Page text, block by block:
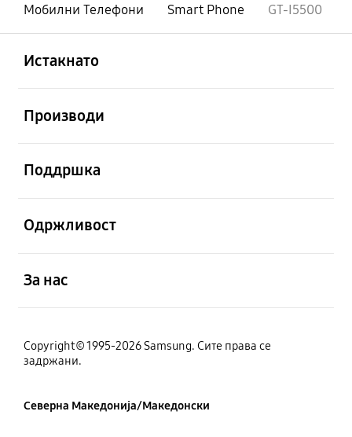
Мобилни Телефони
Smart Phone GT-I5500
Истакнато
Производи
Поддршка
Одржливост
За нас
Copyright© 1995-2026 Samsung. Сите права се
задржани.
Северна Македонија/Македонски